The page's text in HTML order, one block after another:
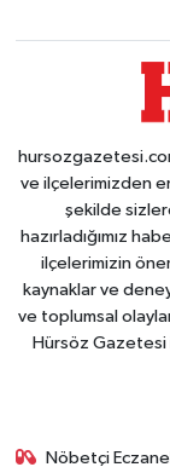
ve ilçelerimizden
şekilde
hazırladığımız
ilçelerimizin
kaynaklar ve
ve toplumsal
Hürsöz Gazetesi
Nöbetçi